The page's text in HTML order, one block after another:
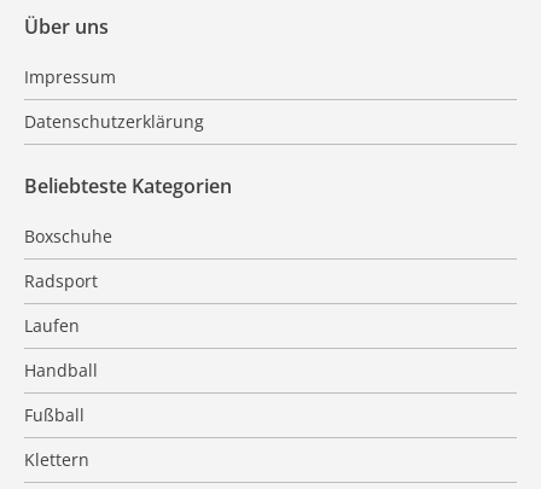
Über uns
Impressum
Datenschutzerklärung
Beliebteste Kategorien
Boxschuhe
Radsport
Laufen
Handball
Fußball
Klettern